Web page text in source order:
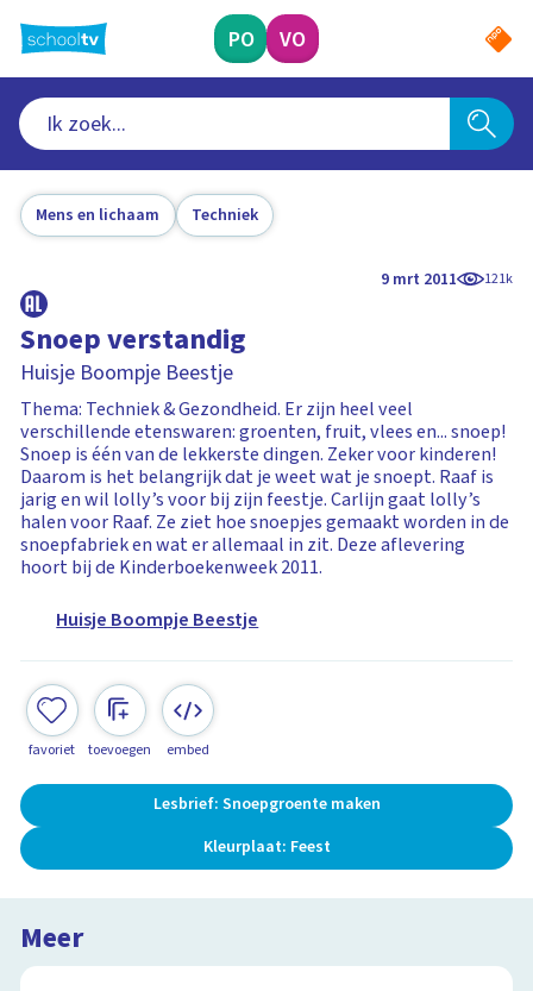
naar
hoofdinhoud
PO VO
Mens en lichaam Techniek
9 mrt 2011 121k
Snoep verstandig
Huisje Boompje Beestje
Thema: Techniek & Gezondheid. Er zijn heel veel
verschillende etenswaren: groenten, fruit, vlees en... snoep!
Snoep is één van de lekkerste dingen. Zeker voor kinderen!
Daarom is het belangrijk dat je weet wat je snoept. Raaf is
jarig en wil lolly’s voor bij zijn feestje. Carlijn gaat lolly’s
halen voor Raaf. Ze ziet hoe snoepjes gemaakt worden in de
snoepfabriek en wat er allemaal in zit. Deze aflevering
hoort bij de Kinderboekenweek 2011.
Huisje Boompje Beestje
favoriet toevoegen embed
Lesbrief: Snoepgroente maken
Kleurplaat: Feest
Meer